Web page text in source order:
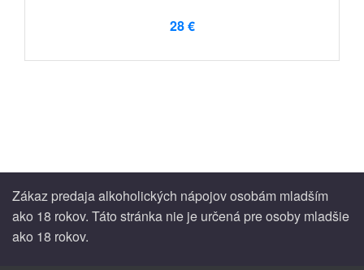
28 €
Zákaz predaja alkoholických nápojov osobám mladším
ako 18 rokov. Táto stránka nie je určená pre osoby mladšie
ako 18 rokov.